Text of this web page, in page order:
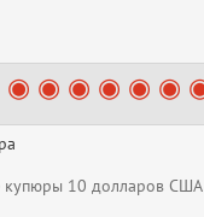
купюры 10 долларов США